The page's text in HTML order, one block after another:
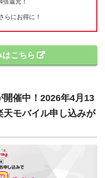
還元！
らにお得に！
はこちら
催中！2026年4月13
天モバイル申し込みが